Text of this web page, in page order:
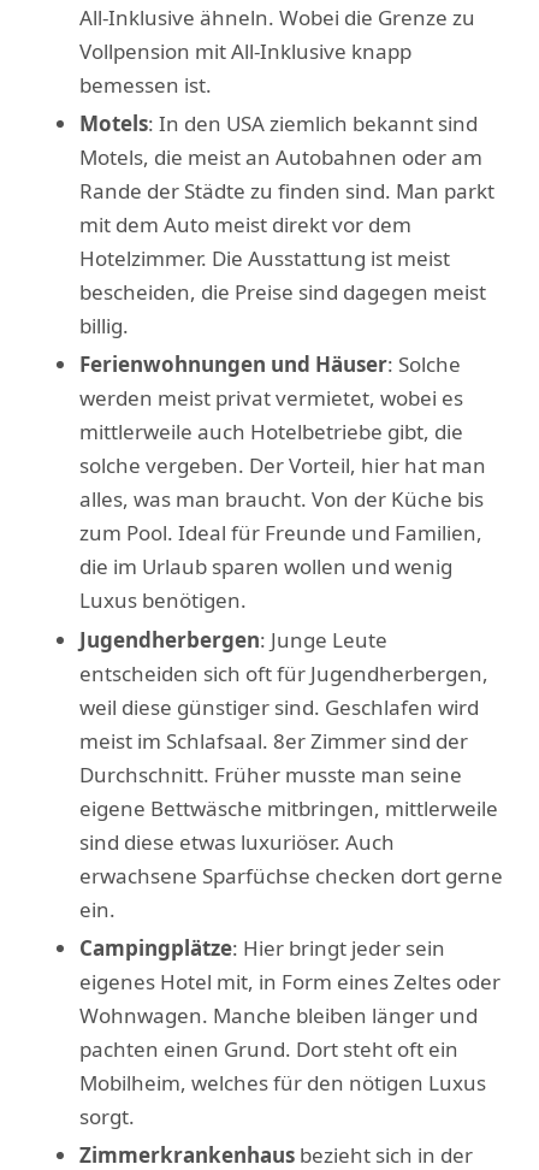
All-Inklusive ähneln. Wobei die Grenze zu
Vollpension mit All-Inklusive knapp
bemessen ist.
Motels: In den USA ziemlich bekannt sind
Motels, die meist an Autobahnen oder am
Rande der Städte zu finden sind. Man parkt
mit dem Auto meist direkt vor dem
Hotelzimmer. Die Ausstattung ist meist
bescheiden, die Preise sind dagegen meist
billig.
Ferienwohnungen und Häuser: Solche
werden meist privat vermietet, wobei es
mittlerweile auch Hotelbetriebe gibt, die
solche vergeben. Der Vorteil, hier hat man
alles, was man braucht. Von der Küche bis
zum Pool. Ideal für Freunde und Familien,
die im Urlaub sparen wollen und wenig
Luxus benötigen.
Jugendherbergen: Junge Leute
entscheiden sich oft für Jugendherbergen,
weil diese günstiger sind. Geschlafen wird
meist im Schlafsaal. 8er Zimmer sind der
Durchschnitt. Früher musste man seine
eigene Bettwäsche mitbringen, mittlerweile
sind diese etwas luxuriöser. Auch
erwachsene Sparfüchse checken dort gerne
ein.
Campingplätze: Hier bringt jeder sein
eigenes Hotel mit, in Form eines Zeltes oder
Wohnwagen. Manche bleiben länger und
pachten einen Grund. Dort steht oft ein
Mobilheim, welches für den nötigen Luxus
sorgt.
Zimmerkrankenhausbezieht sich in der